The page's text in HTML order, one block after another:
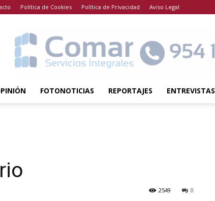
Política de Cookies Política de Privacidad Aviso Legal
FOTONOTICIAS REPORTAJES ENTREVISTAS
0
2549